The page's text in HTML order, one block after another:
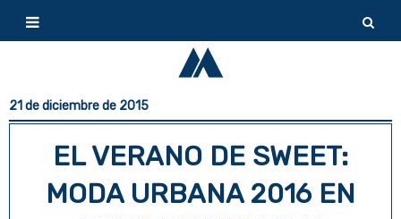
21 de diciembre de 2015
EL VERANO DE SWEET:
MODA URBANA 2016 EN